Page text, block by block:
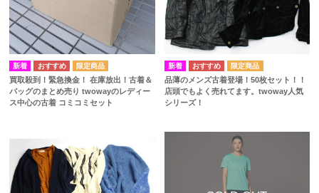
買取殺到！緊急換金！ 在庫放出！古着＆
バッグのまとめ売り twowayのレディー
ス中心の古着 コミコミセット
品薄のメンズ古着登場！50枚セット！！
店頭でもよく売れてます。twoway人気
シリーズ！